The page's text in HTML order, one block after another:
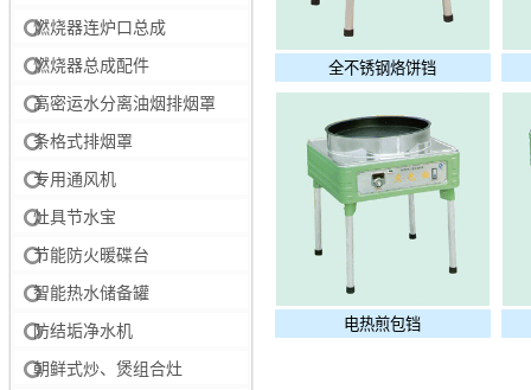
燃烧器连炉口总成
燃烧器总成配件
高密运水分离油烟排烟罩
条格式排烟罩
专用通风机
灶具节水宝
节能防火暖碟台
智能热水储备罐
防结垢净水机
朝鲜式炒、煲组合灶
全不锈钢烙饼铛
电热煎包铛